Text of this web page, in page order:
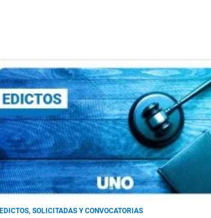
EDICTOS, SOLICITADAS Y CONVOCATORIAS